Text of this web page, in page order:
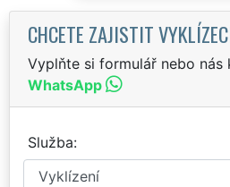
CHCETE ZAJISTIT
Vyplňte si formulář nebo nás
WhatsApp
Služba